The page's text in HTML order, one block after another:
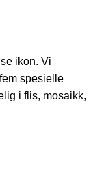
ikon. Vi
spesielle
i flis, mosaikk,